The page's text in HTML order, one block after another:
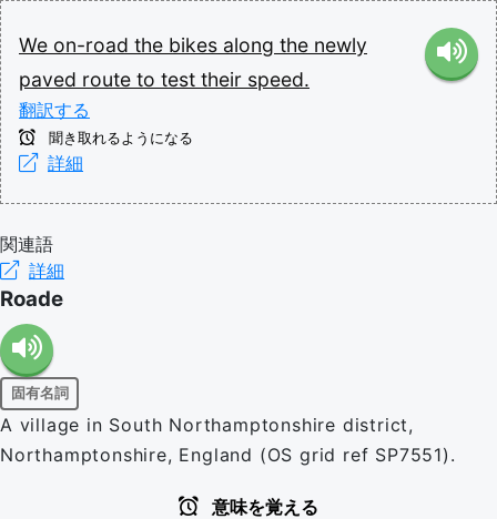
We on-road the bikes along the newly
paved route to test their speed.
翻訳する
聞き取れるようになる
詳細
関連語
詳細
Roade
固有名詞
A village in South Northamptonshire district,
Northamptonshire, England (OS grid ref SP7551).
意味を覚える